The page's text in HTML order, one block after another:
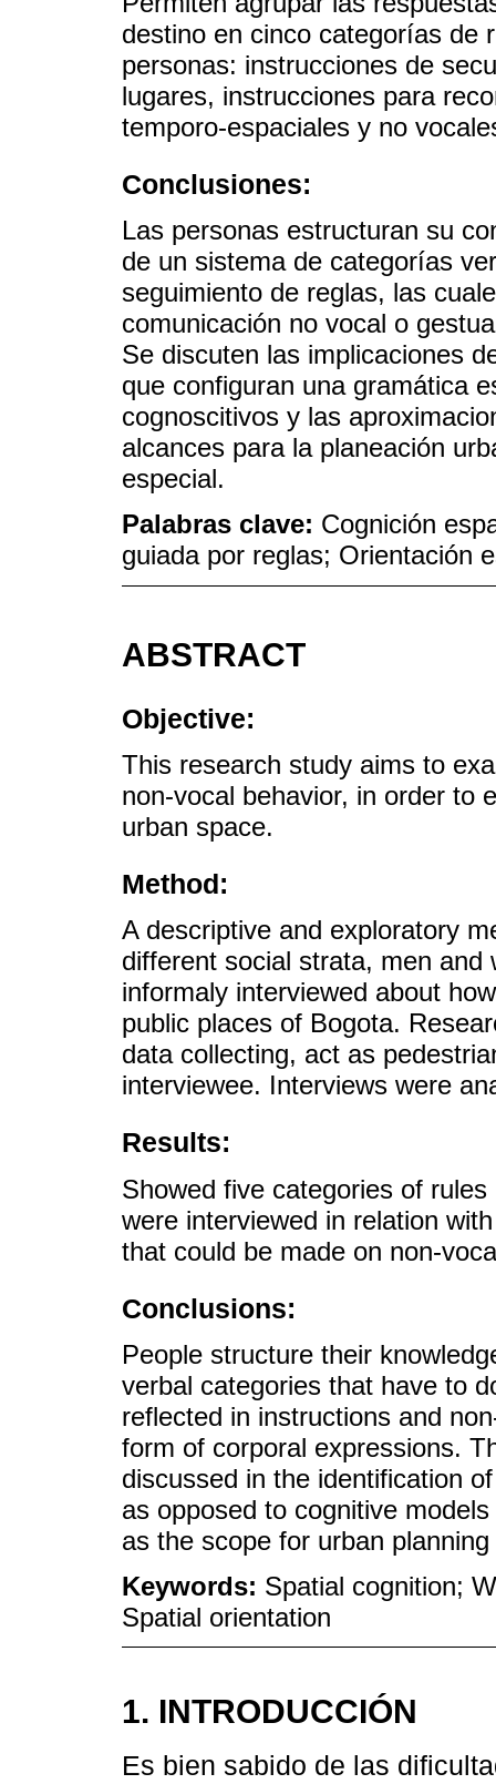
destino en cinco categorías de
personas: instrucciones de
lugares, instrucciones para
temporo-espaciales y no
Conclusiones:
Las personas estructuran su
de un sistema de categorías
seguimiento de reglas, las
comunicación no vocal o
Se discuten las implicaciones
que configuran una gramática
cognoscitivos y las
alcances para la planeación
especial.
Palabras clave: Cognición
guiada por reglas; Orientación
ABSTRACT
Objective:
This research study aims to
non-vocal behavior, in order to
urban space.
Method:
A descriptive and exploratory
different social strata, men
informaly interviewed about
public places of Bogota.
data collecting, act as
interviewee. Interviews were
Results:
Showed five categories of
were interviewed in relation
that could be made on non-
Conclusions:
People structure their
verbal categories that have to
reflected in instructions and
form of corporal expressions.
discussed in the identification
as opposed to cognitive
as the scope for urban
Keywords: Spatial cognition;
Spatial orientation
1. INTRODUCCIÓN
Es bien sabido de las